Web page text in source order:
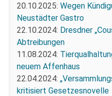
20.10.2025: Wegen
Neustädter Gastro
22.10.2024: Dresdner
Abtreibungen
11.08.2024:
neuem Affenhaus
22.04.2024:
kritisiert Gesetzesnovelle